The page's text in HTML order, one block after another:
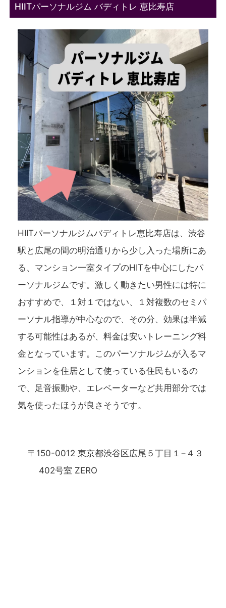
HIITパーソナルジム バディトレ 恵比寿店
HIITパーソナルジムバディトレ恵比寿店は、渋谷
駅と広尾の間の明治通りから少し入った場所にあ
る、マンション一室タイプのHITを中心にしたパ
ーソナルジムです。激しく動きたい男性には特に
おすすめで、１対１ではない、１対複数のセミパ
ーソナル指導が中心なので、その分、効果は半減
する可能性はあるが、料金は安いトレーニング料
金となっています。このパーソナルジムが入るマ
ンションを住居として使っている住民もいるの
で、足音振動や、エレベーターなど共用部分では
気を使ったほうが良さそうです。
〒150-0012 東京都渋谷区広尾５丁目１−４３
402号室 ZERO